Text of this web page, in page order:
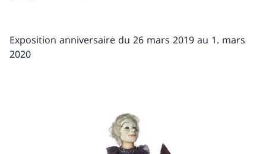
Exposition anniversaire du 26 mars 2019 au 1. mars
2020